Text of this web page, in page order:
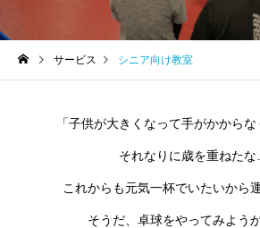
サービス シニア向け教室
「子供が大きくなって手がかからな
それなりに歳を重ねたな
これからも元気一杯でいたいから
そうだ、卓球をやってみよう